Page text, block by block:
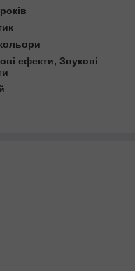
кольори
ефекти, Звукові